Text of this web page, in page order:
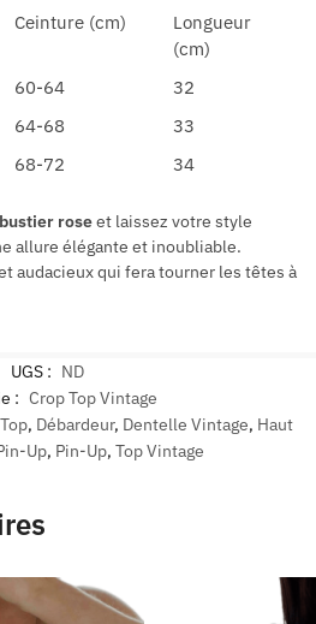
Ceinture (cm)
Longueur
(cm)
60-64
32
64-68
33
68-72 34
roseet laissez votre style
allure élégante et inoubliable.
audacieux qui fera tourner les têtes à
UGS : ND
: Crop Top Vintage
, Débardeur, Dentelle Vintage, Haut
Up, Pin-Up, Top Vintage